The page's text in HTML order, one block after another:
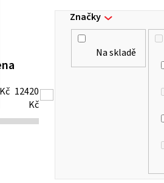
Kč 12420
Kč
Na skladě
Značky